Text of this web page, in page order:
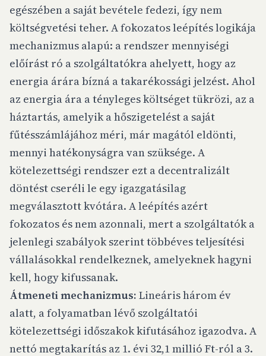
egészében a saját bevétele fedezi, így nem
költségvetési teher. A fokozatos leépítés logikája
mechanizmus alapú: a rendszer mennyiségi
előírást ró a szolgáltatókra ahelyett, hogy az
energia árára bízná a takarékossági jelzést. Ahol
az energia ára a tényleges költséget tükrözi, az a
háztartás, amelyik a hőszigetelést a saját
fűtésszámlájához méri, már magától eldönti,
mennyi hatékonyságra van szüksége. A
kötelezettségi rendszer ezt a decentralizált
döntést cseréli le egy igazgatásilag
megválasztott kvótára. A leépítés azért
fokozatos és nem azonnali, mert a szolgáltatók a
jelenlegi szabályok szerint többéves teljesítési
vállalásokkal rendelkeznek, amelyeknek hagyni
kell, hogy kifussanak.
Átmeneti mechanizmus: Lineáris három év
alatt, a folyamatban lévő szolgáltatói
kötelezettségi időszakok kifutásához igazodva. A
nettó megtakarítás az 1. évi 32,1 millió Ft-ról a 3.